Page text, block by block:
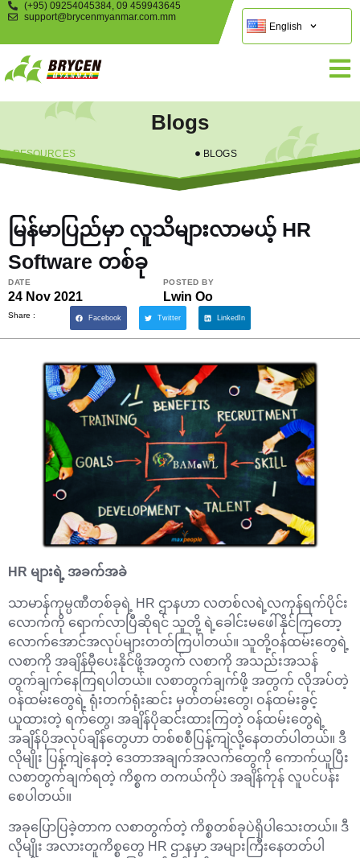
(+95) 09254045384, 09 459943645
support@brycenmyanmar.com.mm
English
Blogs
RESOURCES BLOGS
မြန်မာပြည်မှာ လူသိများလာမယ့် HR
Software တစ်ခု
DATE
24 Nov 2021
POSTED BY
Lwin Oo
Share : Facebook Twitter LinkedIn
HR များရဲ့ အခက်အခဲ
သာမာန်ကုမ္ပဏီတစ်ခုရဲ့ HR ဌာနဟာ လတစ်လရဲ့လကုန်ရက်ပိုင်း
လောက်ကို ရောက်လာပြီဆိုရင် သူတို့ ရဲ့ခေါင်းမဖေါ်နိုင်ကြတော့
လောက်အောင်အလုပ်များတတ်ကြပါတယ်။ သူတို့ဝန်ထမ်းတွေရဲ့
လစာကို အချိန်မှီပေးနိုင်ဖို့အတွက် လစာကို အသည်းအသန်
တွက်ချက်နေကြရပါတယ်။ လစာတွက်ချက်ဖို့ အတွက် လိုအပ်တဲ့
ဝန်ထမ်းတွေရဲ့ ရုံးတက်ရုံးဆင်း မှတ်တမ်းတွေ၊ ဝန်ထမ်းခွင့်
ယူထားတဲ့ ရက်တွေ၊ အချိန်ပိုဆင်းထားကြတဲ့ ဝန်ထမ်းတွေရဲ့
အချိန်ပိုအလုပ်ချိန်တွေဟာ တစ်စစီပြန့်ကျဲလို့နေတတ်ပါတယ်။ ဒီ
လိုမျိုး ပြန့်ကျဲနေတဲ့ ဒေတာအချက်အလက်တွေကို ကောက်ယူပြီး
လစာတွက်ချက်ရတဲ့ ကိစ္စက တကယ်ကိုပဲ အချိန်ကုန် လူပင်ပန်း
စေပါတယ်။
အခုပြောပြခဲ့တာက လစာတွက်တဲ့ ကိစ္စတစ်ခုပဲရှိပါသေးတယ်။ ဒီ
လိုမျိုး အလားတူကိစ္စတွေ HR ဌာနမှာ အများကြီးနေတတ်ပါ